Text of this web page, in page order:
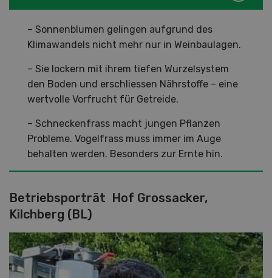
– Sonnenblumen gelingen aufgrund des
Klimawandels nicht mehr nur in Weinbaulagen.
– Sie lockern mit ihrem tiefen Wurzelsystem
den Boden und erschliessen Nährstoffe – eine
wertvolle Vorfrucht für Getreide.
– Schneckenfrass macht jungen Pflanzen
Probleme. Vogelfrass muss immer im Auge
behalten werden. Besonders zur Ernte hin.
Betriebsporträt Hof Grossacker,
Kilchberg (BL)